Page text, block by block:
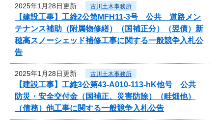
2025年1月28日更新 古川土木事務所
【建設工事】工維2公第MFH11-3号 公共 道路メン
テナンス補助（附属物修繕）（国補正分）（翌債）新
穂高スノーシェッド補修工事に関する一般競争入札公
告
2025年1月28日更新 古川土木事務所
【建設工事】工維3公第43-A010-113-hK他号 公共
防災・安全交付金（国補正、災害防除）（畦畑他）
（債務）他工事に関する一般競争入札公告